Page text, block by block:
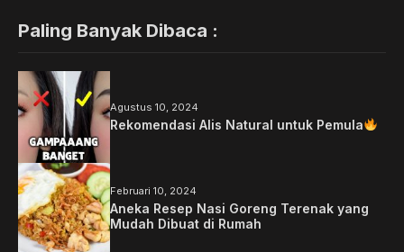
Paling Banyak Dibaca :
Agustus 10, 2024
Rekomendasi Alis Natural untuk Pemula
Februari 10, 2024
Aneka Resep Nasi Goreng Terenak yang
Mudah Dibuat di Rumah